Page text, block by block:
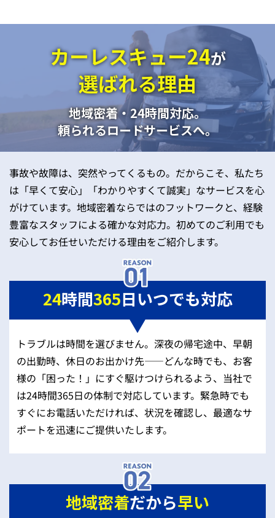
カーレスキュー24が
選ばれる理由
地域密着・24時間対応。
頼られるロードサービスへ。
事故や故障は、突然やってくるもの。だからこそ、私たち
は「早くて安心」「わかりやすくて誠実」なサービスを心
がけています。地域密着ならではのフットワークと、経験
豊富なスタッフによる確かな対応力。初めてのご利用でも
安心してお任せいただける理由をご紹介します。
24時間365日いつでも対応
トラブルは時間を選びません。深夜の帰宅途中、早朝
の出勤時、休日のお出かけ先——どんな時でも、お客
様の「困った！」にすぐ駆けつけられるよう、当社で
は24時間365日の体制で対応しています。緊急時でも
すぐにお電話いただければ、状況を確認し、最適なサ
ポートを迅速にご提供いたします。
地域密着だから早い